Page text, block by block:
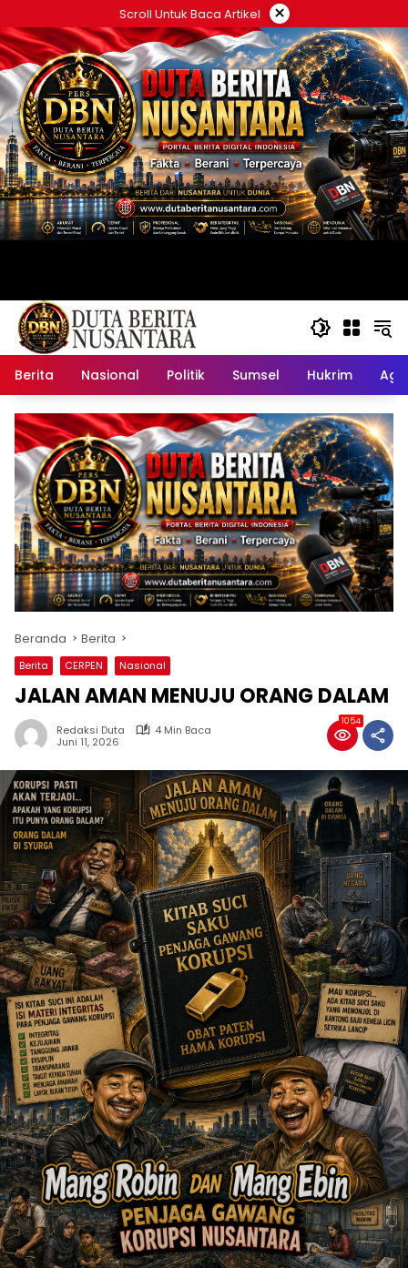
ke
konten
Scroll Untuk Baca Artikel ×
Berita Nasional Politik Sumsel Hukrim
Beranda Berita
Berita CERPEN Nasional
JALAN AMAN MENUJU ORANG DALAM
Redaksi Duta
4 Min Baca
Juni 11, 2026
1054